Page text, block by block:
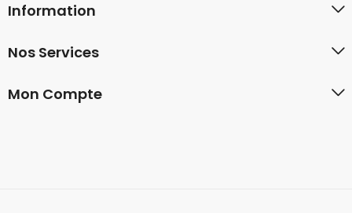
Information
Nos Services
Mon Compte